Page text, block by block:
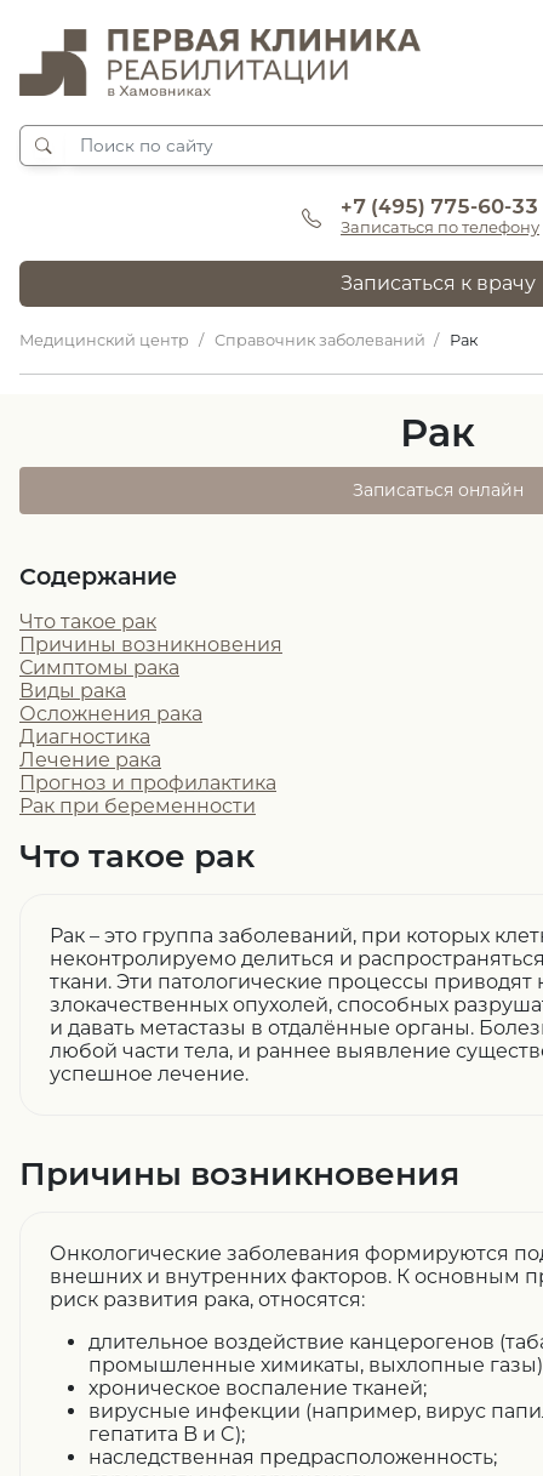
+7 (495) 775-60-33
Записаться по телефону
Записаться к врачу
Медицинский центр Справочник заболеваний Рак
Рак
Записаться онлайн
Содержание
Что такое рак
Причины возникновения
Симптомы рака
Виды рака
Осложнения рака
Диагностика
Лечение рака
Прогноз и профилактика
Рак при беременности
Что такое рак
Рак – это группа заболеваний, при которых
неконтролируемо делиться и
ткани. Эти патологические процессы
злокачественных опухолей, способных
и давать метастазы в отдалённые органы.
любой части тела, и раннее выявление
успешное лечение.
Причины возникновения
Онкологические заболевания формируются
внешних и внутренних факторов. К
риск развития рака, относятся:
длительное воздействие канцерогенов
промышленные химикаты, выхлопные
хроническое воспаление тканей;
вирусные инфекции (например, вирус
гепатита B и C);
наследственная предрасположенность;